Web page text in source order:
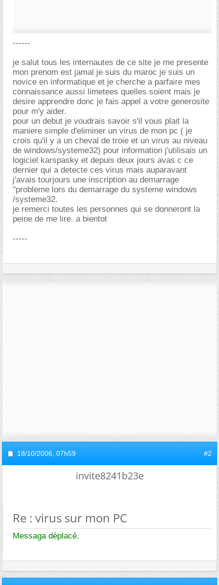
------
je salut tous les internautes de ce site je me presente
mon prenom est jamal je suis du maroc je suis un
novice en informatique et je cherche a parfaire mes
connaissance aussi limetees quelles soient mais je
desire apprendre donc je fais appel a votre generosite
pour m'y aider.
pour un debut je voudrais savoir s'il vous plait la
maniere simple d'eliminer un virus de mon pc ( je
crois qu'il y a un cheval de troie et un virus au niveau
de windows/systeme32) pour information j'utilisais un
logiciel karspasky et depuis deux jours avas c ce
dernier qui a detecte ces virus mais auparavant
j'avais tourjours une inscription au demarrage
"probleme lors du demarrage du systeme windows
/systeme32.
je remerci toutes les personnes qui se donneront la
peine de me lire. a bientot
-----
18/10/2006, 07h59 #2
invite8241b23e
Re : virus sur mon PC
Messaga déplacé.